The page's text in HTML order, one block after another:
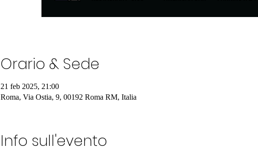
Orario & Sede
21 feb 2025, 21:00
Roma, Via Ostia, 9, 00192 Roma RM, Italia
Info sull'evento